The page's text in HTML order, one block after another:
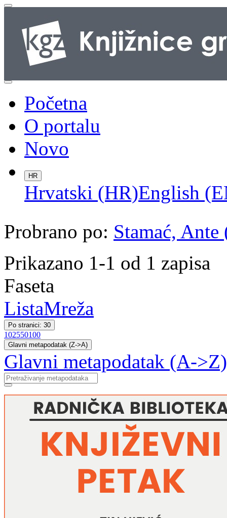
Početna
O portalu
Novo
HR
Hrvatski (HR)English
Probrano po: Stamać,
Prikazano 1-1 od 1 zapisa
Faseta
ListaMreža
Po stranici: 30
102550100
Glavni metapodatak (Z->A)
Glavni metapodatak (A->Z)